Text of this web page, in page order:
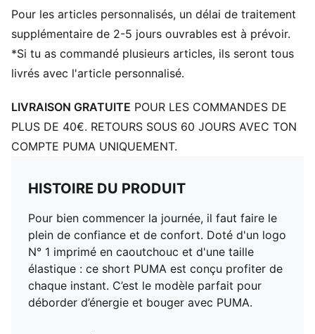
Pour les articles personnalisés, un délai de traitement
supplémentaire de 2-5 jours ouvrables est à prévoir.
*Si tu as commandé plusieurs articles, ils seront tous
livrés avec l'article personnalisé.
LIVRAISON GRATUITE POUR LES COMMANDES DE
PLUS DE 40€. RETOURS SOUS 60 JOURS AVEC TON
COMPTE PUMA UNIQUEMENT.
HISTOIRE DU PRODUIT
Pour bien commencer la journée, il faut faire le
plein de confiance et de confort. Doté d'un logo
N° 1 imprimé en caoutchouc et d'une taille
élastique : ce short PUMA est conçu profiter de
chaque instant. C’est le modèle parfait pour
déborder d’énergie et bouger avec PUMA.